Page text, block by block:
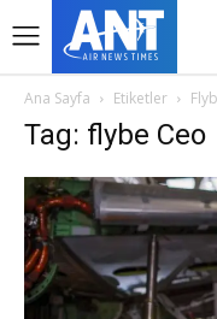
Ana Sayfa Etiketler
Tag: flybe Ceo